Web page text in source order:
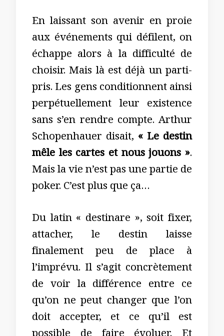
En laissant son avenir en proie
aux événements qui défilent, on
échappe alors à la difficulté de
choisir. Mais là est déjà un parti-
pris. Les gens conditionnent ainsi
perpétuellement leur existence
sans s’en rendre compte. Arthur
Schopenhauer disait, « Le destin
mêle les cartes et nous jouons ».
Mais la vie n’est pas une partie de
poker. C’est plus que ça…
Du latin « destinare », soit fixer,
attacher, le destin laisse
finalement peu de place à
l’imprévu. Il s’agit concrètement
de voir la différence entre ce
qu’on ne peut changer que l’on
doit accepter, et ce qu’il est